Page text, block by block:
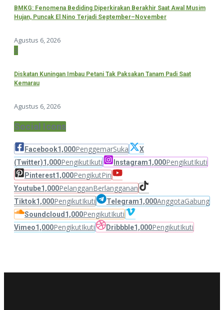
BMKG: Fenomena Bediding Diperkirakan Berakhir Saat Awal Musim
Hujan, Puncak El Nino Terjadi September–November
Agustus 6, 2026
3
Diskatan Kuningan Imbau Petani Tak Paksakan Tanam Padi Saat
Kemarau
Agustus 6, 2026
Social Icons
Facebook1,000PenggemarSuka
X
(Twitter)1,000PengikutIkuti Instagram1,000PengikutIkuti
Pinterest1,000PengikutPin
Youtube1,000PelangganBerlangganan
Tiktok1,000PengikutIkuti Telegram1,000AnggotaGabung
Soundcloud 1,000PengikutIkuti
Vimeo1,000PengikutIkuti Dribbble1,000PengikutIkuti